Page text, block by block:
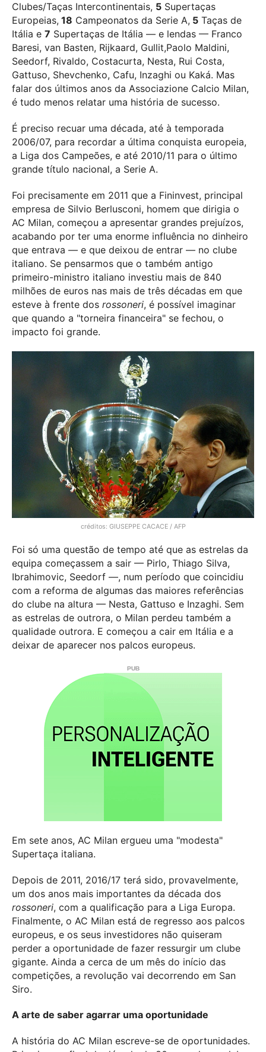
Clubes/Taças Intercontinentais, 5 Supertaças
Europeias, 18 Campeonatos da Serie A, 5 Taças de
Itália e 7 Supertaças de Itália — e lendas — Franco
Baresi, van Basten, Rijkaard, Gullit,Paolo Maldini,
Seedorf, Rivaldo, Costacurta, Nesta, Rui Costa,
Gattuso, Shevchenko, Cafu, Inzaghi ou Kaká. Mas
falar dos últimos anos da Associazione Calcio Milan,
é tudo menos relatar uma história de sucesso.
É preciso recuar uma década, até à temporada
2006/07, para recordar a última conquista europeia,
a Liga dos Campeões, e até 2010/11 para o último
grande título nacional, a Serie A.
Foi precisamente em 2011 que a Fininvest, principal
empresa de Silvio Berlusconi, homem que dirigia o
AC Milan, começou a apresentar grandes prejuízos,
acabando por ter uma enorme influência no dinheiro
que entrava — e que deixou de entrar — no clube
italiano. Se pensarmos que o também antigo
primeiro-ministro italiano investiu mais de 840
milhões de euros nas mais de três décadas em que
esteve à frente dos rossoneri, é possível imaginar
que quando a "torneira financeira" se fechou, o
impacto foi grande.
créditos: GIUSEPPE CACACE / AFP
Foi só uma questão de tempo até que as estrelas da
equipa começassem a sair — Pirlo, Thiago Silva,
Ibrahimovic, Seedorf —, num período que coincidiu
com a reforma de algumas das maiores referências
do clube na altura — Nesta, Gattuso e Inzaghi. Sem
as estrelas de outrora, o Milan perdeu também a
qualidade outrora. E começou a cair em Itália e a
deixar de aparecer nos palcos europeus.
Em sete anos, AC Milan ergueu uma "modesta"
Supertaça italiana.
Depois de 2011, 2016/17 terá sido, provavelmente,
um dos anos mais importantes da década dos
rossoneri, com a qualificação para a Liga Europa.
Finalmente, o AC Milan está de regresso aos palcos
europeus, e os seus investidores não quiseram
perder a oportunidade de fazer ressurgir um clube
gigante. Ainda a cerca de um mês do início das
competições, a revolução vai decorrendo em San
Siro.
A arte de saber agarrar uma oportunidade
A história do AC Milan escreve-se de oportunidades.